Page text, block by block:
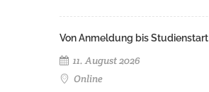
Von Anmeldung bis Studienstart
11. August 2026
Online